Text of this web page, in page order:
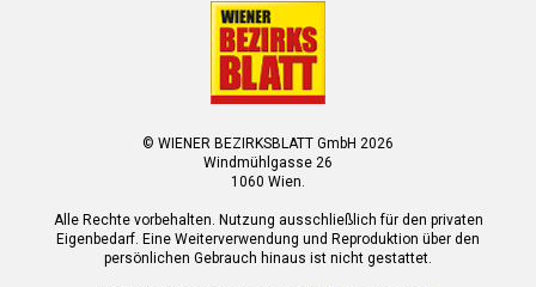
© WIENER BEZIRKSBLATT GmbH 2026
Windmühlgasse 26
1060 Wien.
Alle Rechte vorbehalten. Nutzung ausschließlich für den privaten
Eigenbedarf. Eine Weiterverwendung und Reproduktion über den
persönlichen Gebrauch hinaus ist nicht gestattet.